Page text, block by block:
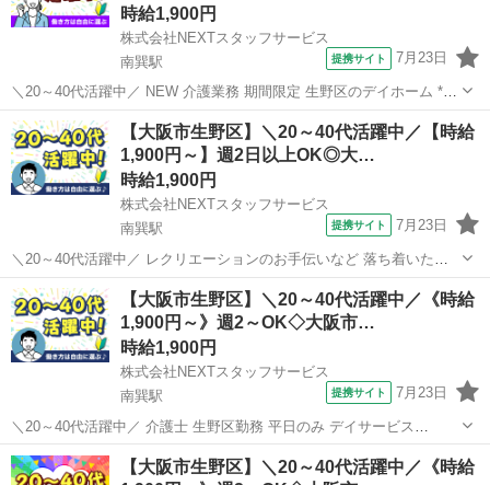
時給1,900円
株式会社NEXTスタッフサービス
南巽駅
提携サイト 7月23日
＼20～40代活躍中／ NEW 介護業務 期間限定 生野区のデイホーム *✨
ブランクOK&子育て世代歓迎✨* *明るく清潔な施設で、笑顔あふれる
お仕事♪* ▼こんな施設 ✅日勤のみ/週2日～OK ✅急なお休みにも柔軟
対...
大阪 大阪市 南巽駅 介護
【大阪市生野区】＼20～40代活躍中／【時給
1,900円～】週2日以上OK◎大…
時給1,900円
株式会社NEXTスタッフサービス
南巽駅
提携サイト 7月23日
＼20～40代活躍中／ レクリエーションのお手伝いなど 落ち着いた雰
囲気の高齢者向け住宅 ╭━━━━━━━━━━━━━╮ *ブランク
OK&子育て世代歓迎* 20～50代の主婦(夫)さん多数活躍中 久しぶりの
職場復帰...
大阪 大阪市 南巽駅 介護
【大阪市生野区】＼20～40代活躍中／《時給
1,900円～》週2～OK◇大阪市…
時給1,900円
株式会社NEXTスタッフサービス
南巽駅
提携サイト 7月23日
＼20～40代活躍中／ 介護士 生野区勤務 平日のみ デイサービス
╭━━━━━━━━━━━━━╮ *ブランクOK&子育て世代歓迎* 笑顔
あふれる明るい施設でお仕事しませんか?
大阪 大阪市 南巽駅 介護
【大阪市生野区】＼20～40代活躍中／《時給